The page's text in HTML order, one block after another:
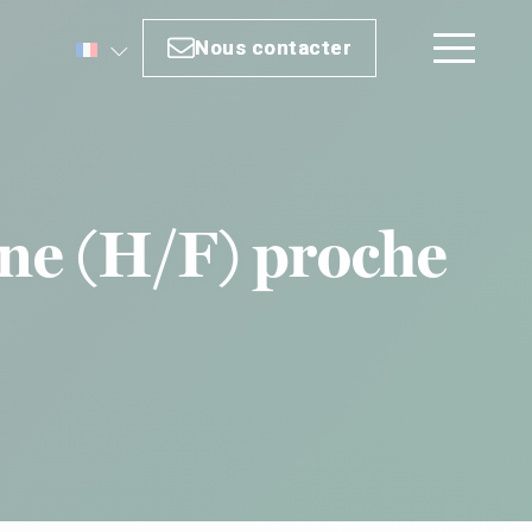
Nous contacter
Nous contacter
(H/F) proche